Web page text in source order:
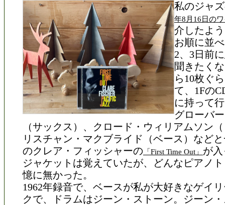
私のジャ
年8月16日の
介したよ
お順に並
2、3日前
聞きたく
ら10枚ぐ
て、1Fの
に持って
グローバ
（サックス）、クロード・ウィリアムソン
リスチャン・マクブライド（ベース）など
のクレア・フィッシャーの 「First Time Out」 が
ジャケットは覚えていたが、どんなピアノ
憶に無かった。
1962年録音で、ベースが私が大好きなゲイ
クで、ドラムはジーン・ストーン。ジーン